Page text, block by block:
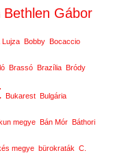
Bethlen Gábor
Lujza Bobby Bocaccio
Brassó Brazília Bródy
Bukarest Bulgária
megye Bán Mór Báthori
megye bürokraták C.